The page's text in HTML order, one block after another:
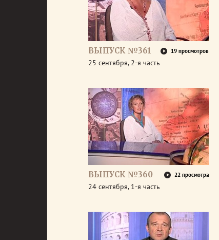
ВЫПУСК №361 19 просмотров
25 сентября, 2-я часть
ВЫПУСК №360 22 просмотра
24 сентября, 1-я часть